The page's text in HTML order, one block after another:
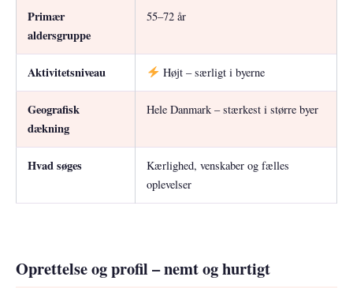
Primær
aldersgruppe
55–72 år
Aktivitetsniveau Højt – særligt i byerne
Geografisk
dækning
Hele Danmark – stærkest i større byer
Hvad søges
Kærlighed, venskaber og fælles
oplevelser
Oprettelse og profil – nemt og hurtigt